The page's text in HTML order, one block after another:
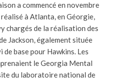
a commencé en novembre
à Atlanta, en Géorgie,
chargés de la réalisation des
Jackson, également située
de base pour Hawkins. Les
le Georgia Mental
du laboratoire national de